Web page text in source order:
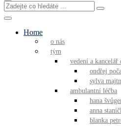
Zadejte
co
hledáte
Home
o nás
tým
vedení a kancelář
ondřej
sylva
ambulantní léčba
hana
anna
blanka